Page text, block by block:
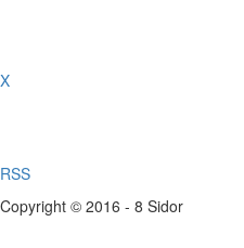
X
RSS
Copyright © 2016 - 8 Sidor